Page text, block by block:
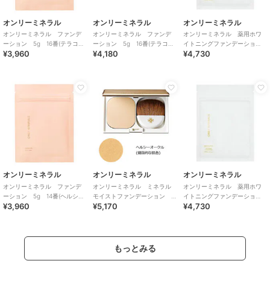
オンリーミネラル
オンリーミネラル ファンデ
ーション 5g 16番(テラコッ
タ／マット) <詰替用>
¥3,960
オンリーミネラル
オンリーミネラル ファンデ
ーション 5g 16番(テラコッ
タ／マット)
¥4,180
オンリーミネラル
オンリーミネラル 薬用ホワ
イトニングファンデーショ
ン 5g ヘルシーオークル<詰
¥4,730
オンリーミネラル
オンリーミネラル ファンデ
ーション 5g 14番(ヘルシー
オークル／マット) <詰替用>
¥3,960
オンリーミネラル
オンリーミネラル ミネラル
モイストファンデーション
(ヘルシーオークル)
¥5,170
オンリーミネラル
オンリーミネラル 薬用ホワ
イトニングファンデーショ
ン 5g オークル<詰替用>
¥4,730
もっとみる